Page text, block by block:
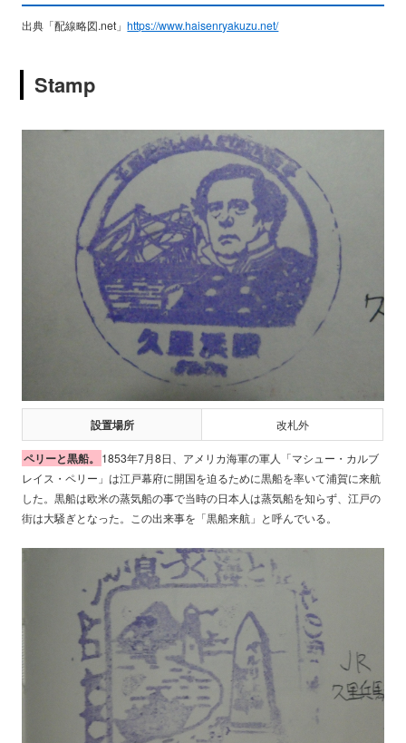
出典「配線略図.net」https://www.haisenryakuzu.net/
Stamp
設置場所 改札外
ペリーと黒船。 1853年7月8日、アメリカ海軍の軍人「マシュー・カルブ
レイス・ペリー」は江戸幕府に開国を迫るために黒船を率いて浦賀に来航
した。黒船は欧米の蒸気船の事で当時の日本人は蒸気船を知らず、江戸の
街は大騒ぎとなった。この出来事を「黒船来航」と呼んでいる。